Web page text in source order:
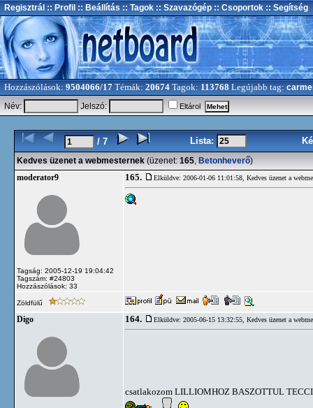
Regisztrál :: Profil :: Beállítás :: Tagok :: Szavazógép :: Csoportok :: Segítség
Hozzászólások: 9504066/17 Témák: 20674 Tagok: 113768 Legújabb tag:
Név:
Jelszó: Eltárol
/ 7 Lista:
Kedves üzenet a webmesternek (üzenet: 165, Betonheverő)
moderator9
Tagság: 2005-12-19 19:04:42
Tagszám: #24803
Hozzászólások: 33
165. Elküldve: 2006-01-06 11:01:58, Kedves üzenet a
Zöldfülű
Digo 164. Elküldve: 2005-06-15 13:32:55, Kedves üzenet a
csatlakozom LILLIOMHOZ BASZOTTUL